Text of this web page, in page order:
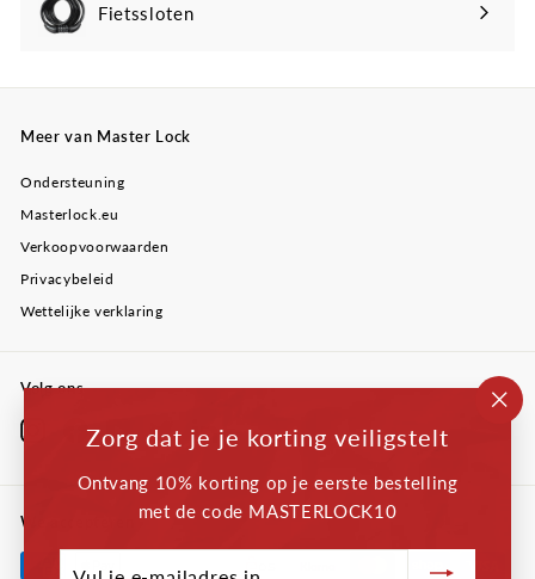
Fietssloten
Meer van Master Lock
Ondersteuning
Masterlock.eu
Verkoopvoorwaarden
Privacybeleid
Wettelijke verklaring
Volg ons
InstagramFacebookYouTubeTwitterLinkedIn
We accepteren
Zorg dat je je korting veiligstelt
Ontvang 10% korting op je eerste bestelling
met de code MASTERLOCK10